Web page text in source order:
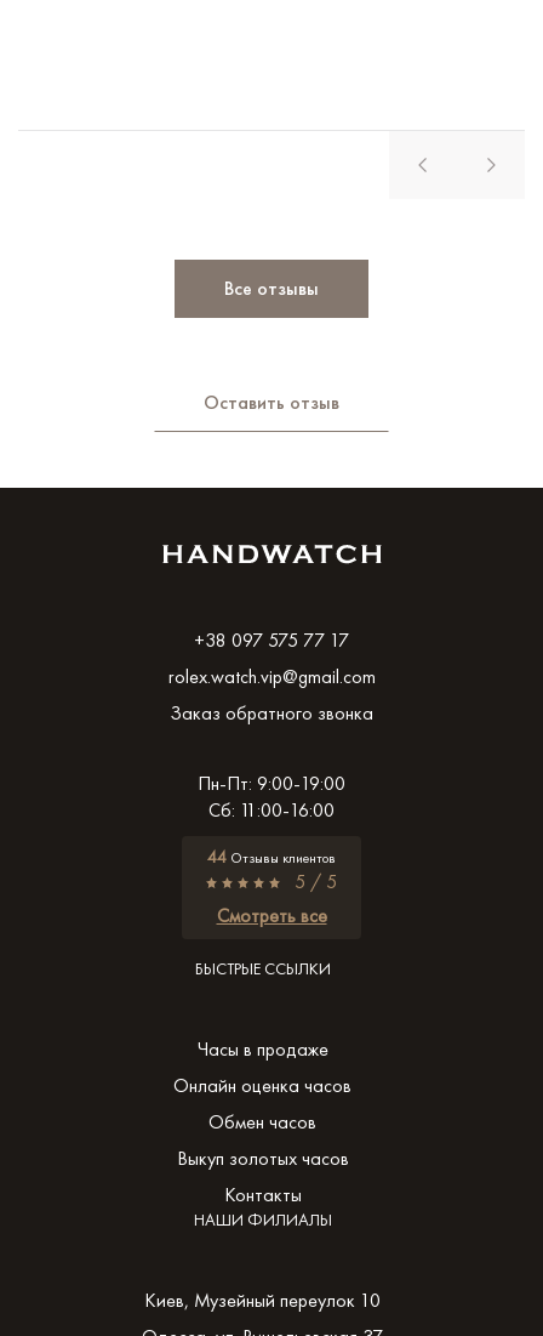
Все отзывы
Оставить отзыв
+38 097 575 77 17
rolex.watch.vip@gmail.com
Заказ обратного звонка
Пн-Пт: 9:00-19:00
Сб: 11:00-16:00
44 Отзывы клиентов
5 / 5
Смотреть все
БЫСТРЫЕ ССЫЛКИ
Часы в продаже
Онлайн оценка часов
Обмен часов
Выкуп золотых часов
Контакты
НАШИ ФИЛИАЛЫ
Киев, Музейный переулок 10